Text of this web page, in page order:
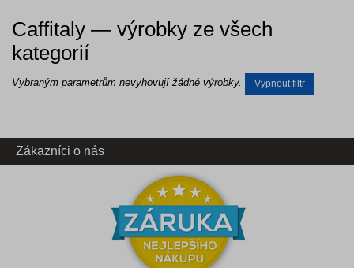
Caffitaly — výrobky ze všech
kategorií
Vybraným parametrům nevyhovují žádné výrobky. Vypnout filtr
Zákazníci o nás